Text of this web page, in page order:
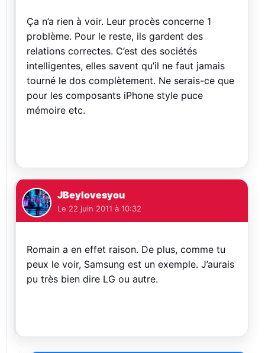
Ça n’a rien à voir. Leur procès concerne 1
problème. Pour le reste, ils gardent des
relations correctes. C’est des sociétés
intelligentes, elles savent qu’il ne faut jamais
tourné le dos complètement. Ne serais-ce que
pour les composants iPhone style puce
mémoire etc.
JBeylovesyou
Le 22 juin 2011 à 10:32
Romain a en effet raison. De plus, comme tu
peux le voir, Samsung est un exemple. J’aurais
pu très bien dire LG ou autre.